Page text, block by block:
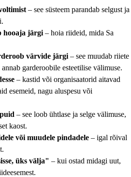
– see süsteem parandab selgust ja
hooaja järgi – hoia riideid, mida Sa
värvide järgi – see muudab riiete
garderoobile esteetilise välimuse.
– kastid või organisaatorid aitavad
esemeid, nagu aluspesu või
– see loob ühtlase ja selge välimuse,
kaost.
või muudele pindadele – igal rõival
üks välja" – kui ostad midagi uut,